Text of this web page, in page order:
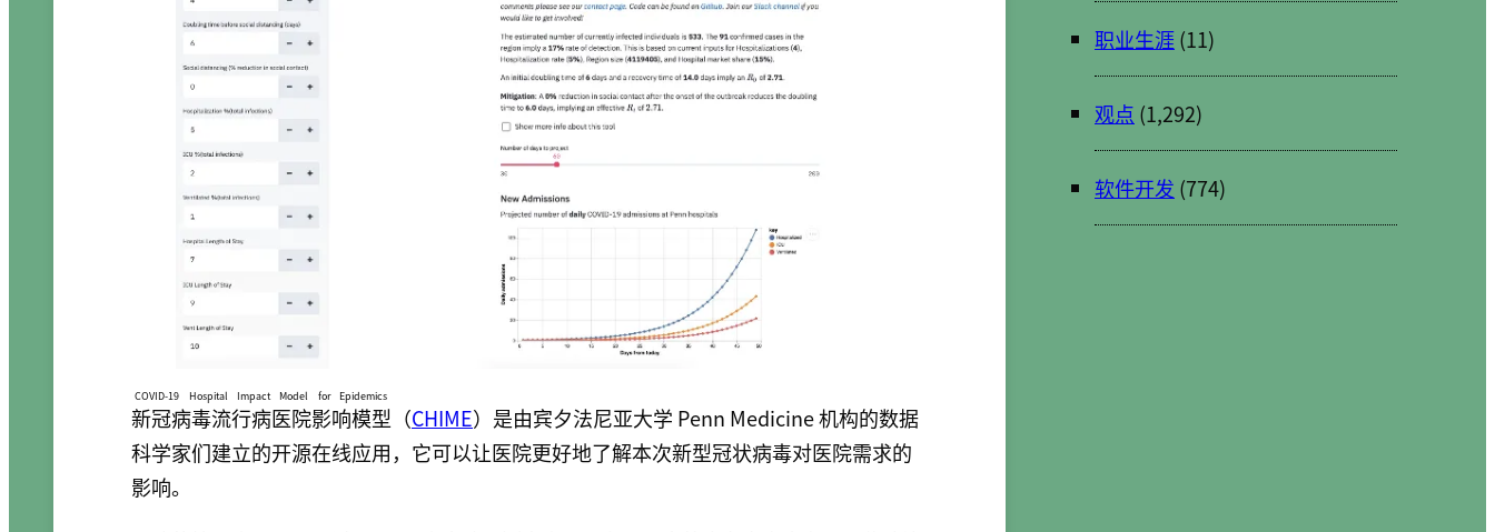
新冠病毒流行病医院影响模型
COVID-19 Hospital Impact Model for Epidemics
（CHIME）是由宾夕法尼亚大学 Penn Medicine 机构的数据
科学家们建立的开源在线应用，它可以让医院更好地了解本次新型冠状病毒对医院需求的
影响。
职业生涯(11)
观点 (1,292)
软件开发 (774)